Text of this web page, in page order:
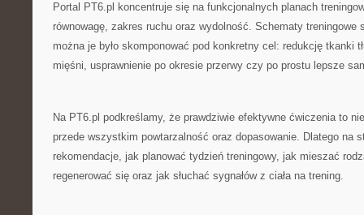
Portal PT6.pl koncentruje się na funkcjonalnych planach
równowagę, zakres ruchu oraz wydolność. Schematy treningowe
można je było skomponować pod konkretny cel: redukcję tkanki
mięśni, usprawnienie po okresie przerwy czy po prostu lepsze
Na PT6.pl podkreślamy, że prawdziwie efektywne ćwiczenia to
przede wszystkim powtarzalność oraz dopasowanie. Dlatego na
rekomendacje, jak planować tydzień treningowy, jak mieszać
regenerować się oraz jak słuchać sygnałów z ciała na trening.